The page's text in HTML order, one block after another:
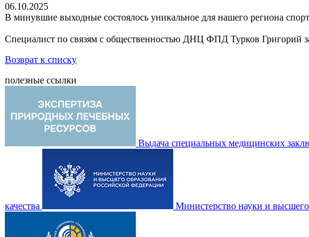
06.10.2025
В минувшие выходные состоялось уникальное для нашего региона
Специалист по связям с общественностью ДНЦ ФПД Турков Григорий
Возврат к списку
полезные ссылки
Выдача специальных медицинских
качества Министерство науки и